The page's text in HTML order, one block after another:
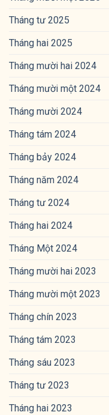
Tháng tư 2025
Tháng hai 2025
Tháng mười hai 2024
Tháng mười một 2024
Tháng mười 2024
Tháng tám 2024
Tháng bảy 2024
Tháng năm 2024
Tháng tư 2024
Tháng hai 2024
Tháng Một 2024
Tháng mười hai 2023
Tháng mười một 2023
Tháng chín 2023
Tháng tám 2023
Tháng sáu 2023
Tháng tư 2023
Tháng hai 2023